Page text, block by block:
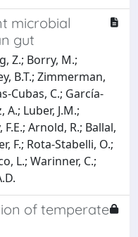
microbial
gut
Z.; Borry, M.;
B.T.; Zimmerman,
Cubas, C.; García-
Luber, J.M.;
Arnold, R.; Ballal,
F.; Rota-Stabelli, O.;
L.; Warinner, C.;
of temperate